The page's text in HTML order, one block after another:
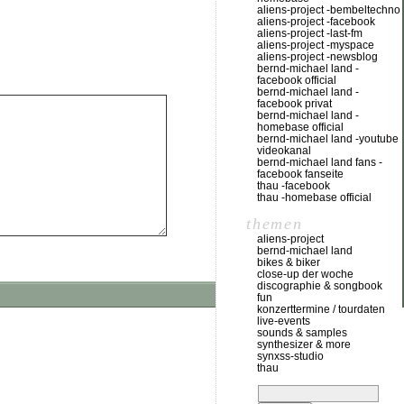
aliens-project -bembeltechno
aliens-project -facebook
aliens-project -last-fm
aliens-project -myspace
aliens-project -newsblog
bernd-michael land -
facebook official
bernd-michael land -
facebook privat
bernd-michael land -
homebase official
bernd-michael land -youtube
videokanal
bernd-michael land fans -
facebook fanseite
thau -facebook
thau -homebase official
themen
aliens-project
bernd-michael land
bikes & biker
close-up der woche
discographie & songbook
fun
konzerttermine / tourdaten
live-events
sounds & samples
synthesizer & more
synxss-studio
thau